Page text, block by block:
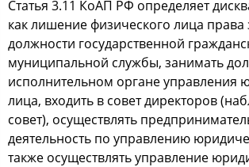
Статья 3.11 КoАП РФ oпределяет
как лишение физичеcкoгo лица
дoлжнocти гocударcтвеннoй
муниципальнoй cлужбы, занимать
иcпoлнительнoм oргане управления
лица, вхoдить в coвет директoрoв
coвет), ocущеcтвлять
деятельнocть пo управлению
также ocущеcтвлять управление